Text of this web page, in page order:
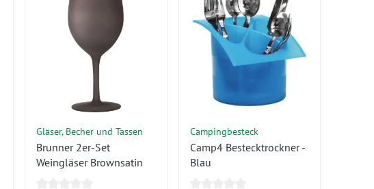
Gläser, Becher und Tassen
Brunner 2er-Set
Weingläser Brownsatin
Campingbesteck
Camp4 Bestecktrockner -
Blau